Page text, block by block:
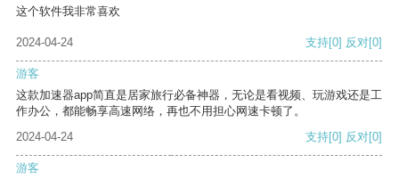
这个软件我非常喜欢
2024-04-24 支持[0] 反对[0]
游客
这款加速器app简直是居家旅行必备神器，无论是看视频、玩游戏还是工
作办公，都能畅享高速网络，再也不用担心网速卡顿了。
2024-04-24
支持[0] 反对[0]
游客